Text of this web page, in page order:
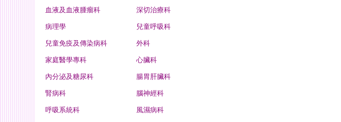
血液及血液腫瘤科 深切治療科
病理學 兒童呼吸科
兒童免疫及傳染病科 外科
家庭醫學專科 心臟科
內分泌及糖尿科 腸胃肝臟科
腎病科 腦神經科
呼吸系統科 風濕病科